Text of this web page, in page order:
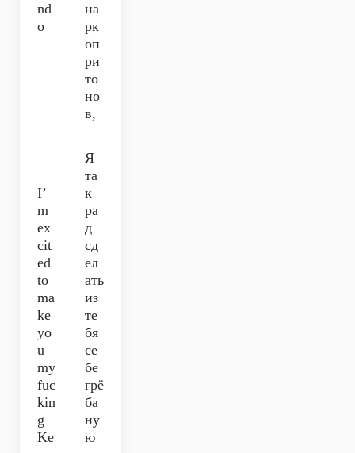
nd
o
на
рк
оп
ри
то
но
в,
I’
m
ex
cit
ed
to
ma
ke
yo
u
my
fuc
kin
g
Ke
Я
та
к
ра
д
сд
ел
ать
из
те
бя
се
бе
грё
ба
ну
ю